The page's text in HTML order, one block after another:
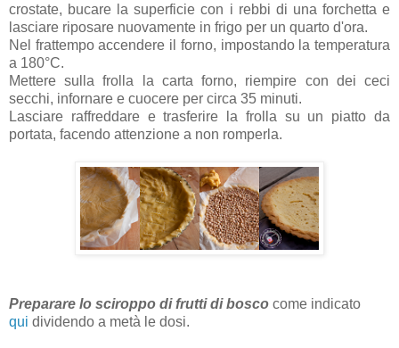
crostate, bucare la superficie con i rebbi di una forchetta e
lasciare riposare nuovamente in frigo per un quarto d'ora.
Nel frattempo accendere il forno, impostando la temperatura
a 180°C.
Mettere sulla frolla la carta forno, riempire con dei ceci
secchi, infornare e cuocere per circa 35 minuti.
Lasciare raffreddare e trasferire la frolla su un piatto da
portata, facendo attenzione a non romperla.
Preparare lo sciroppo di frutti di bosco come indicato
qui dividendo a metà le dosi.